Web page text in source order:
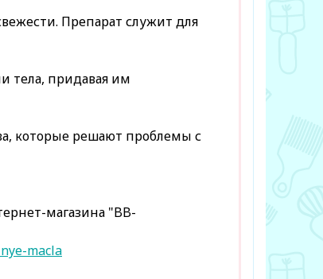
Препарат служит для
тела, придавая им
которые решают проблемы с
магазина "BB-
macla